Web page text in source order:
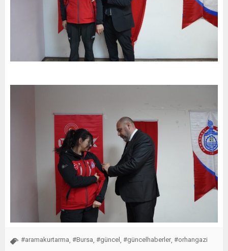
#aramakurtarma, #Bursa, #güncel , #güncelhaberler, #orhangazi